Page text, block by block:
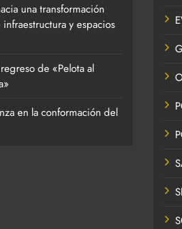
una transformación
y espacios
de «Pelota al
en la conformación del